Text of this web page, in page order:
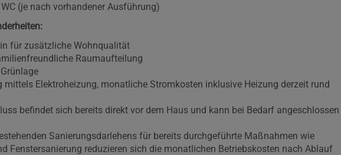
(je nach vorhandener Ausführung)
für zusätzliche Wohnqualität
Raumaufteilung
mittels Elektroheizung, monatliche Stromkosten inklusive Heizung derzeit rund
befindet sich bereits direkt vor dem Haus und kann bei Bedarf angeschlossen
Sanierungsdarlehens für bereits durchgeführte Maßnahmen wie
Fenstersanierung reduzieren sich die monatlichen Betriebskosten nach Ablauf